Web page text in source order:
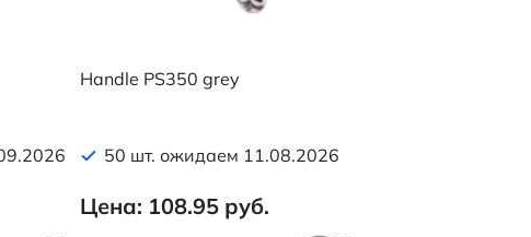
Handle PS350 grey
50 шт. ожидаем 11.08.2026
Цена: 108.95 руб.